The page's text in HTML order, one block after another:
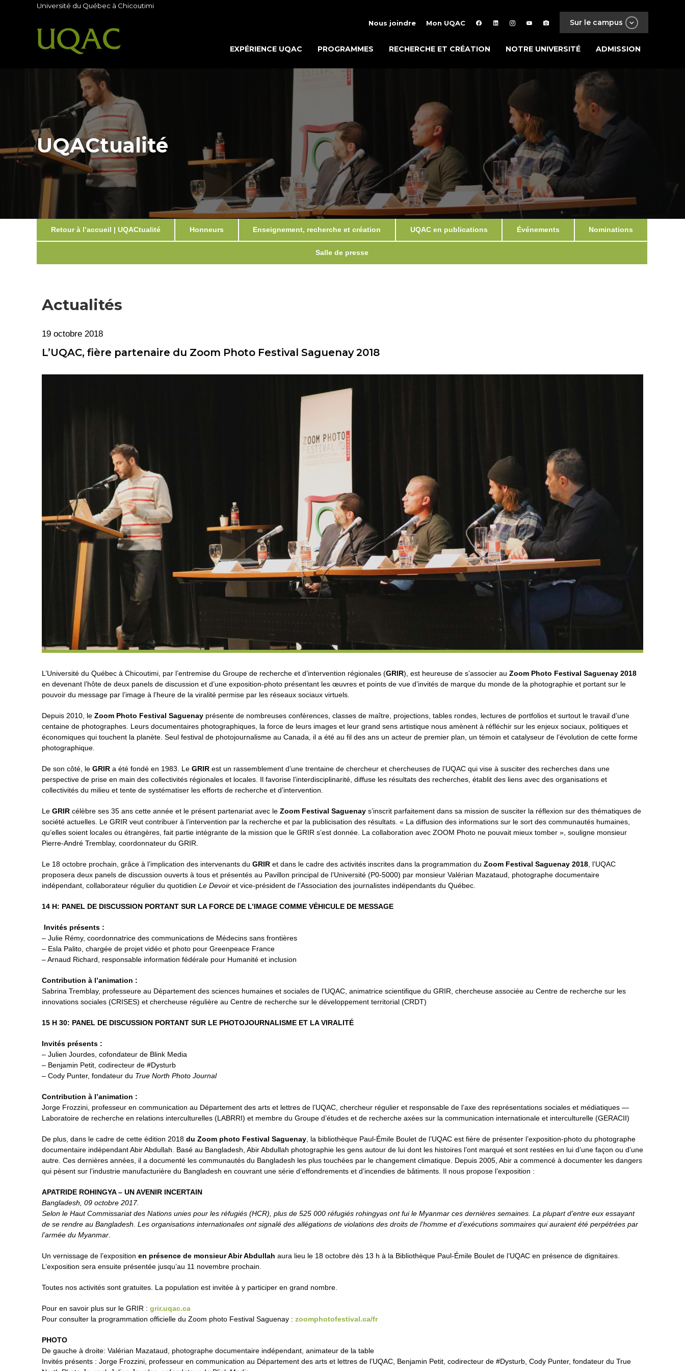
Université du Québec à Chicoutimi
Sur le campus
Nous joindre Mon UQAC
EXPÉRIENCE UQAC PROGRAMMES RECHERCHE ET CRÉATION NOTRE UNIVERSITÉ ADMISSION
UQACtualité
Retour à l’accueil | UQACtualité Honneurs Enseignement, recherche et création UQAC en publications Événements Nominations
Salle de presse
Actualités
19 octobre 2018
L’UQAC, fière partenaire du Zoom Photo Festival Saguenay 2018
L’Université du Québec à Chicoutimi, par l’entremise du Groupe de recherche et d’intervention régionales (GRIR), est heureuse de s’associer au Zoom Photo Festival Saguenay 2018
en devenant l’hôte de deux panels de discussion et d’une exposition-photo présentant les œuvres et points de vue d’invités de marque du monde de la photographie et portant sur le
pouvoir du message par l’image à l’heure de la viralité permise par les réseaux sociaux virtuels.
Depuis 2010, le Zoom Photo Festival Saguenay présente de nombreuses conférences, classes de maître, projections, tables rondes, lectures de portfolios et surtout le travail d’une
centaine de photographes. Leurs documentaires photographiques, la force de leurs images et leur grand sens artistique nous amènent à réfléchir sur les enjeux sociaux, politiques et
économiques qui touchent la planète. Seul festival de photojournalisme au Canada, il a été au fil des ans un acteur de premier plan, un témoin et catalyseur de l’évolution de cette forme
photographique.
De son côté, le GRIR a été fondé en 1983. Le GRIR est un rassemblement d’une trentaine de chercheur et chercheuses de l’UQAC qui vise à susciter des recherches dans une
perspective de prise en main des collectivités régionales et locales. Il favorise l’interdisciplinarité, diffuse les résultats des recherches, établit des liens avec des organisations et
collectivités du milieu et tente de systématiser les efforts de recherche et d’intervention.
Le GRIR célèbre ses 35 ans cette année et le présent partenariat avec le Zoom Festival Saguenay s’inscrit parfaitement dans sa mission de susciter la réflexion sur des thématiques de
société actuelles. Le GRIR veut contribuer à l’intervention par la recherche et par la publicisation des résultats. « La diffusion des informations sur le sort des communautés humaines,
qu’elles soient locales ou étrangères, fait partie intégrante de la mission que le GRIR s’est donnée. La collaboration avec ZOOM Photo ne pouvait mieux tomber », souligne monsieur
Pierre-André Tremblay, coordonnateur du GRIR.
Le 18 octobre prochain, grâce à l’implication des intervenants du GRIR et dans le cadre des activités inscrites dans la programmation du Zoom Festival Saguenay 2018 , l’UQAC
proposera deux panels de discussion ouverts à tous et présentés au Pavillon principal de l’Université (P0-5000) par monsieur Valérian Mazataud, photographe documentaire
indépendant, collaborateur régulier du quotidien Le Devoir et vice-président de l’Association des journalistes indépendants du Québec.
14 H: PANEL DE DISCUSSION PORTANT SUR LA FORCE DE L’IMAGE COMME VÉHICULE DE MESSAGE
Invités présents :
– Julie Rémy, coordonnatrice des communications de Médecins sans frontières
– Esla Palito, chargée de projet vidéo et photo pour Greenpeace France
– Arnaud Richard, responsable information fédérale pour Humanité et inclusion
Contribution à l’animation :
Sabrina Tremblay, professeure au Département des sciences humaines et sociales de l’UQAC, animatrice scientifique du GRIR, chercheuse associée au Centre de recherche sur les
innovations sociales (CRISES) et chercheuse régulière au Centre de recherche sur le développement territorial (CRDT)
15 H 30: PANEL DE DISCUSSION PORTANT SUR LE PHOTOJOURNALISME ET LA VIRALITÉ
Invités présents :
– Julien Jourdes, cofondateur de Blink Media
– Benjamin Petit, codirecteur de #Dysturb
– Cody Punter, fondateur du True North Photo Journal
Contribution à l’animation :
Jorge Frozzini, professeur en communication au Département des arts et lettres de l’UQAC, chercheur régulier et responsable de l’axe des représentations sociales et médiatiques —
Laboratoire de recherche en relations interculturelles (LABRRI) et membre du Groupe d’études et de recherche axées sur la communication internationale et interculturelle (GERACII)
De plus, dans le cadre de cette édition 2018 du Zoom photo Festival Saguenay , la bibliothèque Paul-Émile Boulet de l’UQAC est fière de présenter l’exposition-photo du photographe
documentaire indépendant Abir Abdullah. Basé au Bangladesh, Abir Abdullah photographie les gens autour de lui dont les histoires l’ont marqué et sont restées en lui d’une façon ou d’une
autre. Ces dernières années, il a documenté les communautés du Bangladesh les plus touchées par le changement climatique. Depuis 2005, Abir a commencé à documenter les dangers
qui pèsent sur l’industrie manufacturière du Bangladesh en couvrant une série d’effondrements et d’incendies de bâtiments. Il nous propose l’exposition :
APATRIDE ROHINGYA – UN AVENIR INCERTAIN
Bangladesh, 09 octobre 2017.
Selon le Haut Commissariat des Nations unies pour les réfugiés (HCR), plus de 525 000 réfugiés rohingyas ont fui le Myanmar ces dernières semaines. La plupart d’entre eux essayant
de se rendre au Bangladesh. Les organisations internationales ont signalé des allégations de violations des droits de l’homme et d’exécutions sommaires qui auraient été perpétrées par
l’armée du Myanmar
Un vernissage de l’exposition en présence de monsieur Abir Abdullah aura lieu le 18 octobre dès 13 h à la Bibliothèque Paul-Émile Boulet de l’UQAC en présence de dignitaires.
L’exposition sera ensuite présentée jusqu’au 11 novembre prochain.
Toutes nos activités sont gratuites. La population est invitée à y participer en grand nombre.
Pour en savoir plus sur le GRIR : grir.uqac.ca
Pour consulter la programmation officielle du Zoom photo Festival Saguenay : zoomphotofestival.ca/fr
PHOTO
De gauche à droite: Valérian Mazataud, photographe documentaire indépendant, animateur de la table
Invités présents : Jorge Frozzini, professeur en communication au Département des arts et lettres de l’UQAC, Benjamin Petit, codirecteur de #Dysturb, Cody Punter, fondateur du True